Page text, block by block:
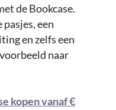
de Bookcase.
een
en zelfs een
naar
kopen vanaf €